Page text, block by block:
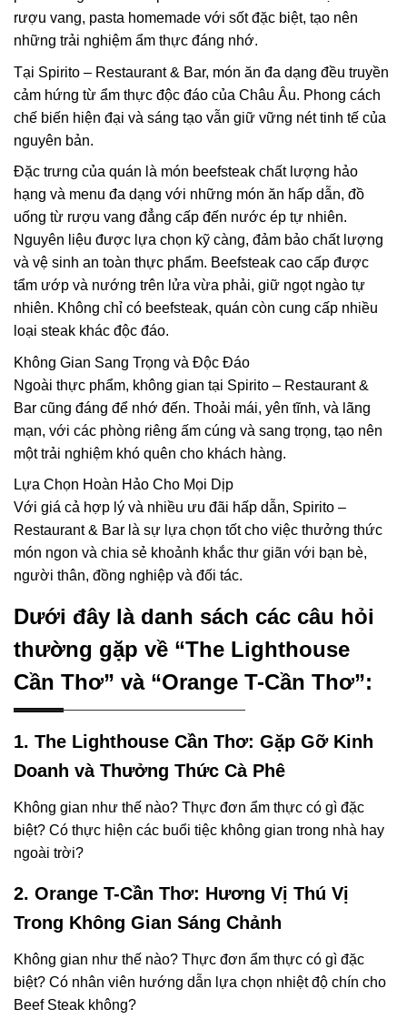
rượu vang, pasta homemade với sốt đặc biệt, tạo nên
những trải nghiệm ẩm thực đáng nhớ.
Tại Spirito – Restaurant & Bar, món ăn đa dạng đều truyền
cảm hứng từ ẩm thực độc đáo của Châu Âu. Phong cách
chế biến hiện đại và sáng tạo vẫn giữ vững nét tinh tế của
nguyên bản.
Đặc trưng của quán là món beefsteak chất lượng hảo
hạng và menu đa dạng với những món ăn hấp dẫn, đồ
uống từ rượu vang đẳng cấp đến nước ép tự nhiên.
Nguyên liệu được lựa chọn kỹ càng, đảm bảo chất lượng
và vệ sinh an toàn thực phẩm. Beefsteak cao cấp được
tẩm ướp và nướng trên lửa vừa phải, giữ ngọt ngào tự
nhiên. Không chỉ có beefsteak, quán còn cung cấp nhiều
loại steak khác độc đáo.
Không Gian Sang Trọng và Độc Đáo
Ngoài thực phẩm, không gian tại Spirito – Restaurant &
Bar cũng đáng để nhớ đến. Thoải mái, yên tĩnh, và lãng
mạn, với các phòng riêng ấm cúng và sang trọng, tạo nên
một trải nghiệm khó quên cho khách hàng.
Lựa Chọn Hoàn Hảo Cho Mọi Dịp
Với giá cả hợp lý và nhiều ưu đãi hấp dẫn, Spirito –
Restaurant & Bar là sự lựa chọn tốt cho việc thưởng thức
món ngon và chia sẻ khoảnh khắc thư giãn với bạn bè,
người thân, đồng nghiệp và đối tác.
Dưới đây là danh sách các câu hỏi
thường gặp về “The Lighthouse
Cần Thơ” và “Orange T-Cần Thơ”:
1. The Lighthouse Cần Thơ: Gặp Gỡ Kinh
Doanh và Thưởng Thức Cà Phê
Không gian như thế nào? Thực đơn ẩm thực có gì đặc
biệt? Có thực hiện các buổi tiệc không gian trong nhà hay
ngoài trời?
2. Orange T-Cần Thơ: Hương Vị Thú Vị
Trong Không Gian Sáng Chảnh
Không gian như thế nào? Thực đơn ẩm thực có gì đặc
biệt? Có nhân viên hướng dẫn lựa chọn nhiệt độ chín cho
Beef Steak không?